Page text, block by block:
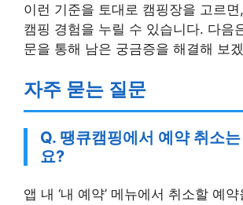
이런 기준을 토대로 캠핑장을 고르
캠핑 경험을 누릴 수 있습니다. 다음
문을 통해 남은 궁금증을 해결해 보
자주 묻는 질문
Q. 땡큐캠핑에서 예약 취소
요?
앱 내 ‘내 예약’ 메뉴에서 취소할 예